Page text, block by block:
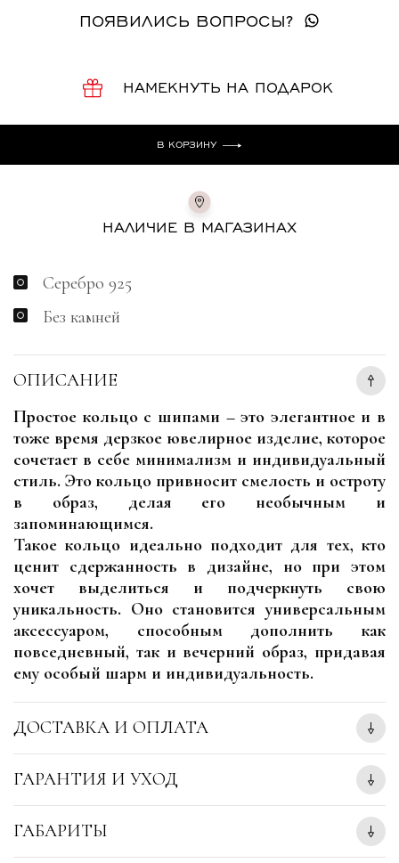
ПОЯВИЛИСЬ ВОПРОСЫ?
Серебро 925
Без камней
НАМЕКНУТЬ НА ПОДАРОК
В КОРЗИНУ
НАЛИЧИЕ В МАГАЗИНАХ
ОПИСАНИЕ
Простое кольцо с шипами – это элегантное и в
тоже время дерзкое ювелирное изделие, которое
сочетает в себе минимализм и индивидуальный
стиль. Это кольцо привносит смелость и остроту
в образ, делая его необычным и
запоминающимся.
Такое кольцо идеально подходит для тех, кто
ценит сдержанность в дизайне, но при этом
хочет выделиться и подчеркнуть свою
уникальность. Оно становится универсальным
аксессуаром, способным дополнить как
повседневный, так и вечерний образ, придавая
ему особый шарм и индивидуальность.
ДОСТАВКА И ОПЛАТА
ГАРАНТИЯ И УХОД
ГАБАРИТЫ